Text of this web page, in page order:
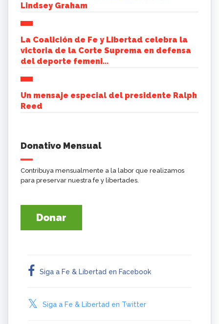
Lindsey Graham
La Coalición de Fe y Libertad celebra la
victoria de la Corte Suprema en defensa
del deporte femeni...
Un mensaje especial del presidente Ralph
Reed
Donativo Mensual
Contribuya mensualmente a la labor que realizamos
para preservar nuestra fe y libertades.
Donar
Siga a Fe & Libertad en Facebook
Siga a Fe & Libertad en Twitter